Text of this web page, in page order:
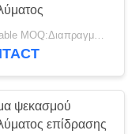
negotiable MOQ:Διαπραγματεύσιμος
ψεκασμού
επίδρασης